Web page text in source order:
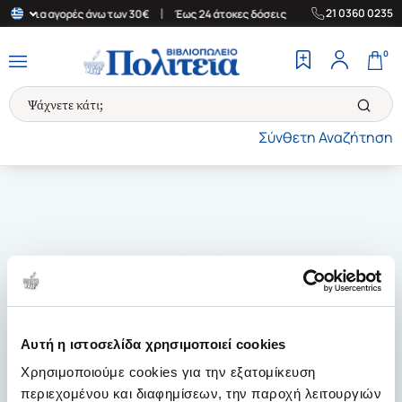
Αυτή η ιστοσελίδα χρησιμοποιεί cookies
Χρησιμοποιούμε cookies για την εξατομίκευση
περιεχομένου και διαφημίσεων, την παροχή λειτουργιών
για αγορές άνω των 30€ Έως 24 άτοκες δόσεις | Δωρεάν
21 0360 0235
Σύνθετη Αναζήτηση
0